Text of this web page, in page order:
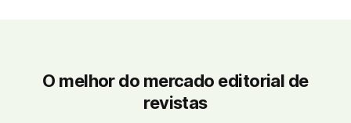
O melhor do mercado editorial de
revistas